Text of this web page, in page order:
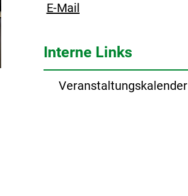
E-Mail
Interne Links
Veranstaltungskalender